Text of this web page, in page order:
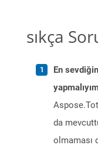
sıkça
En
da
olmaması